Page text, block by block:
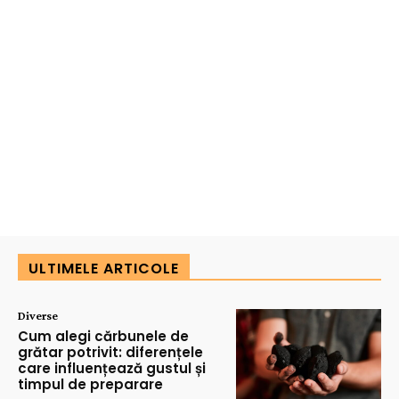
ULTIMELE ARTICOLE
Diverse
Cum alegi cărbunele de
grătar potrivit: diferențele
care influențează gustul și
timpul de preparare